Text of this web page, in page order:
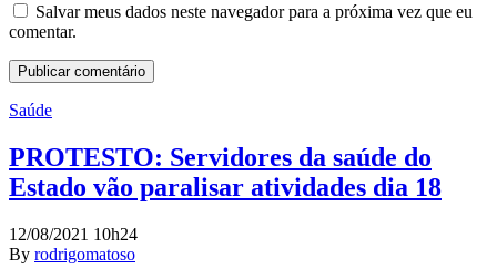
Salvar meus dados neste navegador para a próxima vez que eu
comentar.
Saúde
PROTESTO: Servidores da saúde do
Estado vão paralisar atividades dia 18
12/08/2021 10h24
By rodrigomatoso